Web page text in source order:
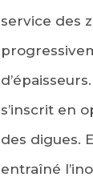
service des
s’inscrit en
des digues.
entraîné